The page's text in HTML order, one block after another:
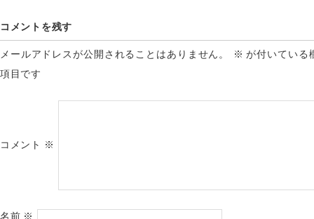
コメントを残す
メールアドレスが公開されることはありません。 ※ が付いている
項目です
コメント ※
名前 ※